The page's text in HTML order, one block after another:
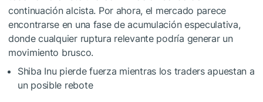
continuación alcista. Por ahora, el mercado parece
encontrarse en una fase de acumulación especulativa,
donde cualquier ruptura relevante podría generar un
movimiento brusco.
Shiba Inu pierde fuerza mientras los traders apuestan a
un posible rebote